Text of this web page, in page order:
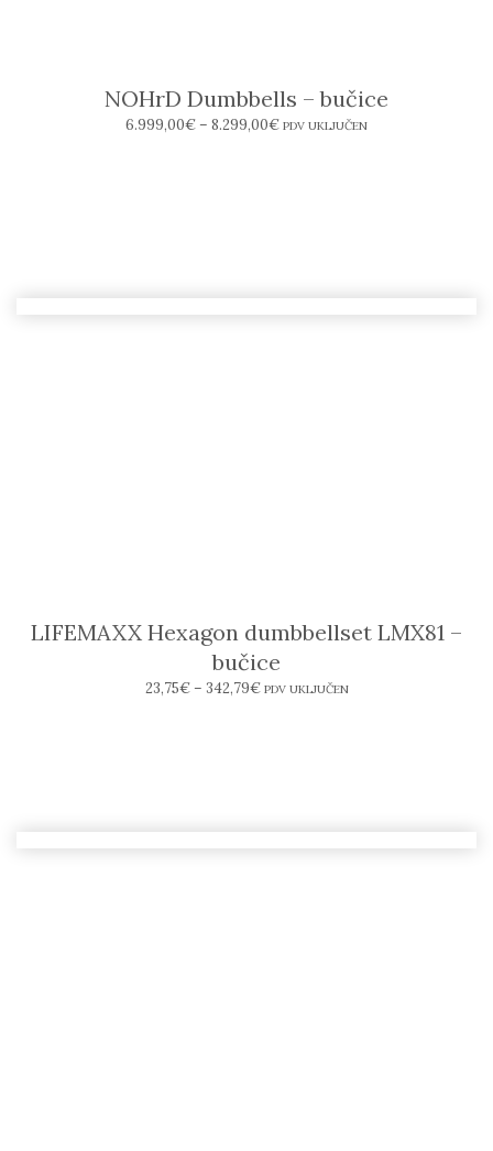
NOHrD Dumbbells – bučice
6.999,00€ – 8.299,00€ PDV UKLJUČEN
LIFEMAXX Hexagon dumbbellset LMX81 –
bučice
23,75€– 342,79€ PDV UKLJUČEN